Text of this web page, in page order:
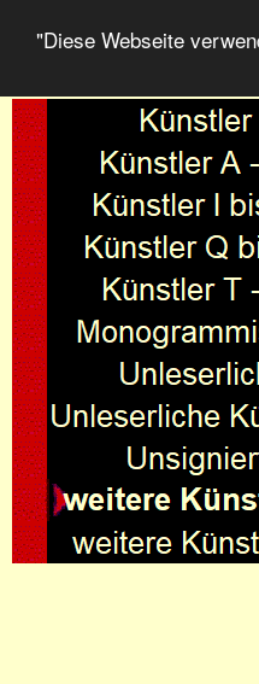
"Diese Webseite